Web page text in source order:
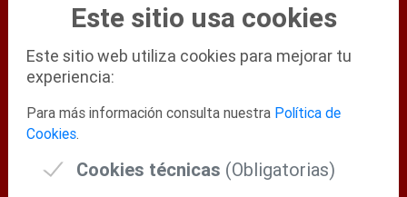
Certificados Digitales admitidos
Validación Certificados y Sede Electrónica
Mapa Web
Ayuda Técnica
Este sitio usa cookies
Este sitio web utiliza cookies para mejorar tu
experiencia:
Para más información consulta nuestra Política de
Cookies.
Cookies técnicas (Obligatorias)